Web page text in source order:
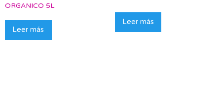
ORGANICO 5L
Leer más
Leer más